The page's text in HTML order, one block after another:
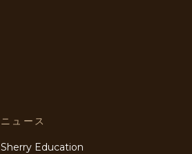
ニュース
Sherry Education